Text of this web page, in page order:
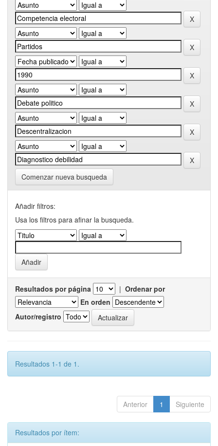
Comenzar nueva busqueda
Añadir filtros:
Usa los filtros para afinar la busqueda.
Resultados por página | Ordenar por
En orden
Autor/registro
Resultados 1-1 de 1.
Anterior 1 Siguiente
Resultados por ítem: